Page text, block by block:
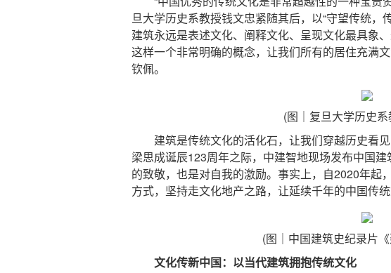
旦大学历史系教授钱文忠紧随其后，以“守望传统，
建筑永远是表述文化、阐释文化、呈现文化最具象
这样一个非常明确的概念，让我们所有的居住充满
钦佩。
(图｜复旦大学历史
建筑是传统文化的活化石，让我们穿越历史看
梁思成诞辰123周年之际，中建智地现场发布中国
的致敬，也是对自我的激励。事实上，自2020年起
方式，坚持走文化地产之路，让延续千年的中国传
(图｜中国建筑史纪录片
文化传新中国：以当代建筑拥抱传统文化